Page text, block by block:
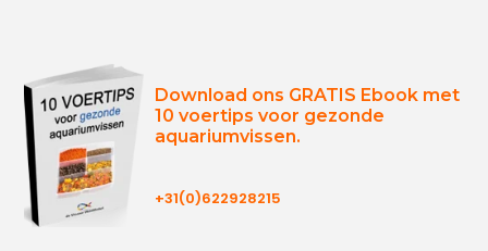
Download ons GRATIS Ebook met
10 voertips voor gezonde
aquariumvissen.
+31(0)622928215